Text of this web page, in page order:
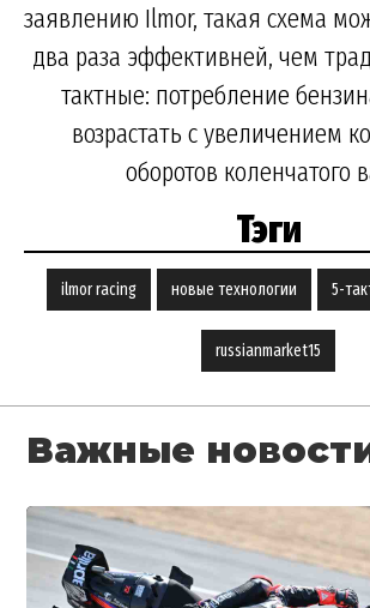
заявлению Ilmor, такая схема
два раза эффективней, чем
тактные: потребление
возрастать с увеличением
оборотов коленчатого
Тэги
ilmor racing новые технологии 5-
russianmarket15
Важные